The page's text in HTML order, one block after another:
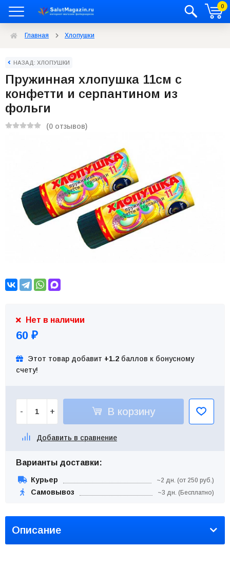
0
Главная Хлопушки
НАЗАД: ХЛОПУШКИ
Пружинная хлопушка 11см с
конфетти и серпантином из
фольги
(0 отзывов)
Нет в наличии
60 ₽
Этот товар добавит +1.2 баллов к бонусному
счету!
- + В корзину
Добавить в сравнение
Варианты доставки:
Курьер ~2 дн. (от 250 руб.)
Самовывоз ~3 дн. (Бесплатно)
Описание